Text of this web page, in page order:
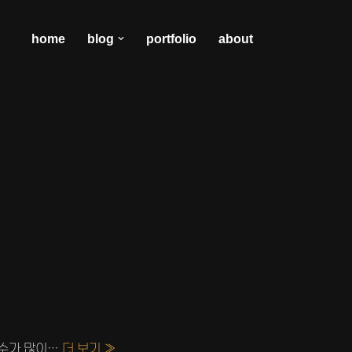
home blog portfolio about
가 많이… 더 보기 »